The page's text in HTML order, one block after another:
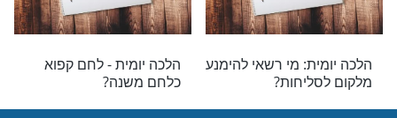
- קניית מצוות
תרומה
הלכה יומית – ברכת הנר
בהבדלה